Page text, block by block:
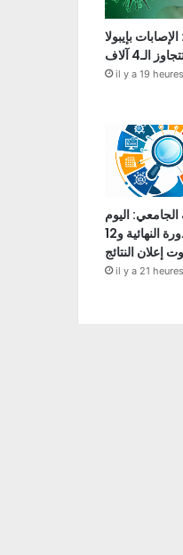
بإيبولا
الـ4 آلاف
il y a 19 heures
الجامعي: اليوم
انطلاق الدورة النهائية و12
إعلان النتائج
il y a 21 heures